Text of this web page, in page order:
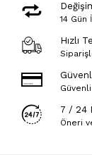
14
Hızlı
7 / 24
Öneri